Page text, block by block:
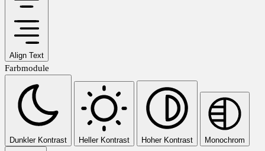
Align Text
Farbmodule
Dunkler Kontrast Heller Kontrast Hoher Kontrast Monochrom